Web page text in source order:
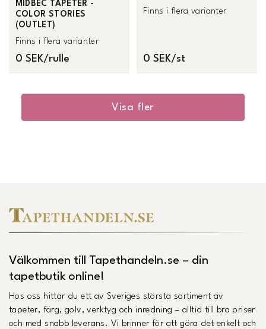
MIDBEC TAPETER -
COLOR STORIES
(OUTLET)
Finns i flera varianter
0 SEK/rulle
Finns i flera varianter
0 SEK/st
Visa fler
Välkommen till Tapethandeln.se – din
tapetbutik online!
Hos oss hittar du ett av Sveriges största sortiment av
tapeter, färg, golv, verktyg och inredning – alltid till bra priser
och med snabb leverans. Vi brinner för att göra det enkelt och